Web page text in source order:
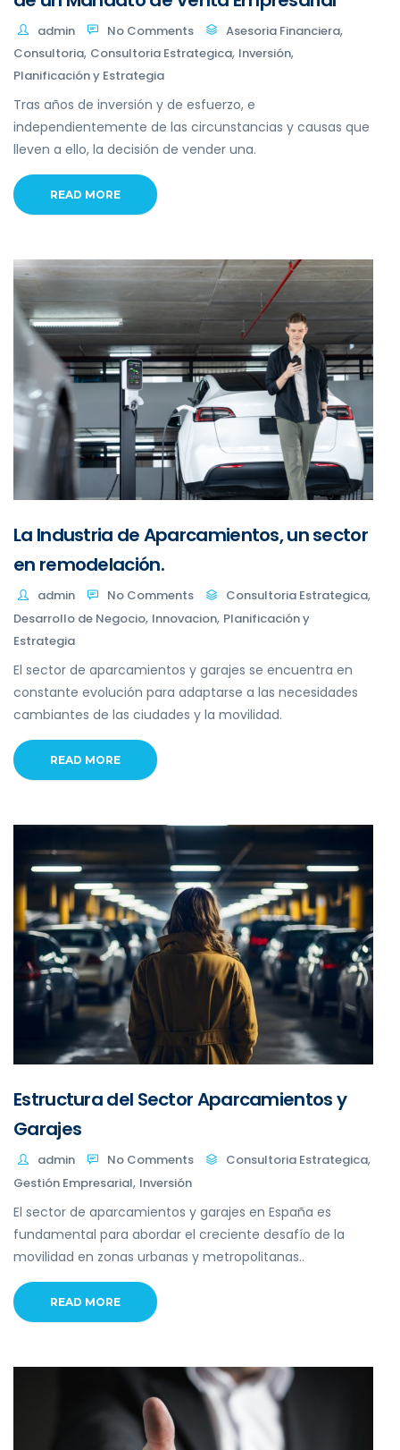
admin No Comments Asesoria Financiera,
Consultoria, Consultoria Estrategica, Inversión,
Planificación y Estrategia
Tras años de inversión y de esfuerzo, e
independientemente de las circunstancias y causas que
lleven a ello, la decisión de vender una.
READ MORE
La Industria de Aparcamientos, un sector
en remodelación.
admin No Comments Consultoria Estrategica,
Desarrollo de Negocio, Innovacion, Planificación y
Estrategia
El sector de aparcamientos y garajes se encuentra en
constante evolución para adaptarse a las necesidades
cambiantes de las ciudades y la movilidad.
READ MORE
Estructura del Sector Aparcamientos y
Garajes
admin No Comments Consultoria Estrategica,
Gestión Empresarial, Inversión
El sector de aparcamientos y garajes en España es
fundamental para abordar el creciente desafío de la
movilidad en zonas urbanas y metropolitanas..
READ MORE